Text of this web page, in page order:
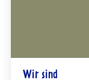
Wir sind